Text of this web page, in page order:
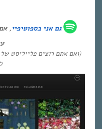
גם אני בספוטיפיי,
(ואם אתם רוצים פלייליסט